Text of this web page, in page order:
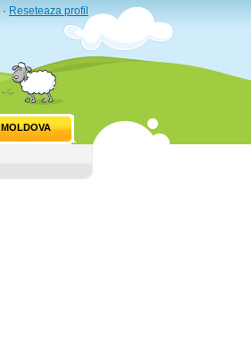
· Reseteaza profil
MOLDOVA